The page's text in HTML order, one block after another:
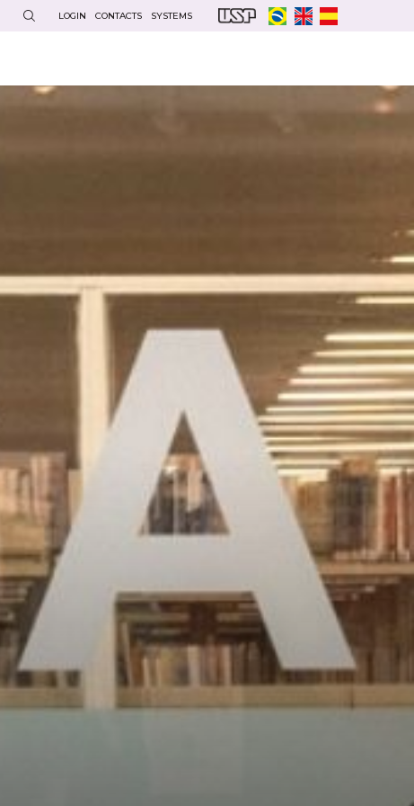
LOGIN CONTACTS SYSTEMS